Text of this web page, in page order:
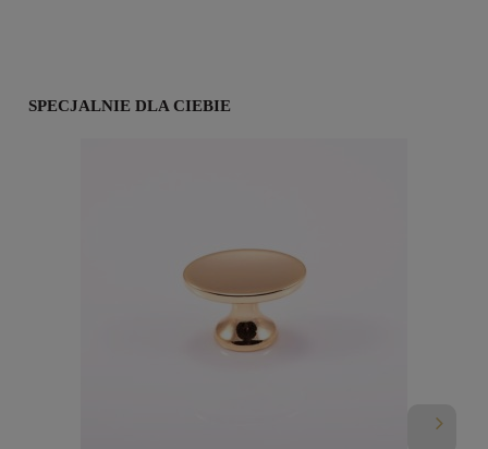
SPECJALNIE DLA CIEBIE